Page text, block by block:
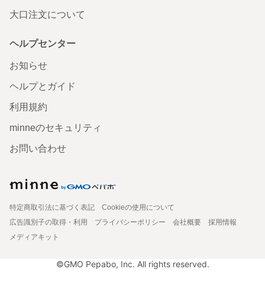
大口注文について
ヘルプセンター
お知らせ
ヘルプとガイド
利用規約
minneのセキュリティ
お問い合わせ
特定商取引法に基づく表記
Cookieの使用について
広告識別子の取得・利用
プライバシーポリシー 会社概要
採用情報
メディアキット
©GMO Pepabo, Inc. All rights reserved.